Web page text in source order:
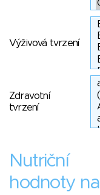
Výživová tvrzení
Zdravotní
tvrzení
Nutriční
hodnoty na